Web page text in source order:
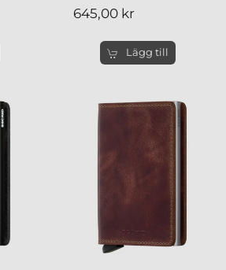
645,00 kr
Lägg till